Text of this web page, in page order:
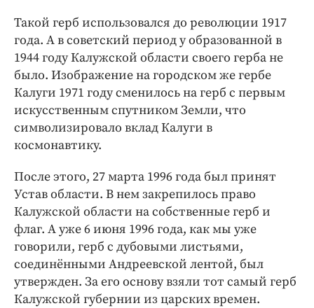
Такой герб использовался до революции 1917
года. А в советский период у образованной в
1944 году Калужской области своего герба не
было. Изображение на городском же гербе
Калуги 1971 году сменилось на герб с первым
искусственным спутником Земли, что
символизировало вклад Калуги в
космонавтику.
После этого, 27 марта 1996 года был принят
Устав области. В нем закрепилось право
Калужской области на собственные герб и
флаг. А уже 6 июня 1996 года, как мы уже
говорили, герб с дубовыми листьями,
соединёнными Андреевской лентой, был
утвержден. За его основу взяли тот самый герб
Калужской губернии из царских времен.